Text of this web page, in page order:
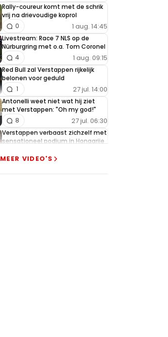
Rally-coureur komt met de schrik
vrij na drievoudige koprol
1 aug. 14:45
0
Livestream: Race 7 NLS op de
Nürburgring met o.a. Tom Coronel
1 aug. 09:15
4
Red Bull zal Verstappen rijkelijk
belonen voor geduld
27 jul. 14:00
1
Antonelli weet niet wat hij ziet
met Verstappen: "Oh my god!"
27 jul. 06:30
8
Verstappen verbaast zichzelf met
sensationeel podium in Hongarije
Getergde Verstappen zet
Hamilton brutaal opzij met
MEER VIDEO'S